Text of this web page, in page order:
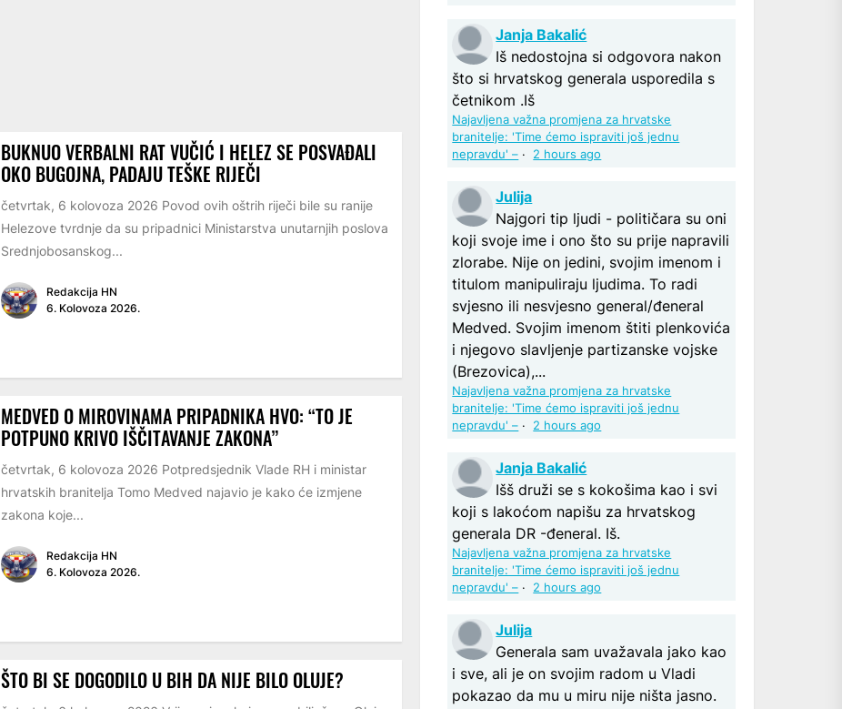
BUKNUO VERBALNI RAT VUČIĆ I HELEZ SE POSVAĐALI
OKO BUGOJNA, PADAJU TEŠKE RIJEČI
četvrtak, 6 kolovoza 2026 Povod ovih oštrih riječi bile su ranije
Helezove tvrdnje da su pripadnici Ministarstva unutarnjih poslova
Srednjobosanskog...
Redakcija HN
6. Kolovoza 2026.
MEDVED O MIROVINAMA PRIPADNIKA HVO: “TO JE
POTPUNO KRIVO IŠČITAVANJE ZAKONA”
četvrtak, 6 kolovoza 2026 Potpredsjednik Vlade RH i ministar
hrvatskih branitelja Tomo Medved najavio je kako će izmjene
zakona koje...
Redakcija HN
6. Kolovoza 2026.
ŠTO BI SE DOGODILO U BIH DA NIJE BILO OLUJE?
Janja Bakalić
Iš nedostojna si odgovora nakon
što si hrvatskog generala usporedila s
četnikom .Iš
Najavljena važna promjena za hrvatske
branitelje: 'Time ćemo ispraviti još jednu
nepravdu' – · 2 hours ago
Julija
Najgori tip ljudi - političara su oni
koji svoje ime i ono što su prije napravili
zlorabe. Nije on jedini, svojim imenom i
titulom manipuliraju ljudima. To radi
svjesno ili nesvjesno general/đeneral
Medved. Svojim imenom štiti plenkovića
i njegovo slavljenje partizanske vojske
(Brezovica),...
Najavljena važna promjena za hrvatske
branitelje: 'Time ćemo ispraviti još jednu
nepravdu' – · 2 hours ago
Janja Bakalić
Išš druži se s kokošima kao i svi
koji s lakoćom napišu za hrvatskog
generala DR -đeneral. Iš.
Najavljena važna promjena za hrvatske
branitelje: 'Time ćemo ispraviti još jednu
nepravdu' – · 2 hours ago
Julija
Generala sam uvažavala jako kao
i sve, ali je on svojim radom u Vladi
pokazao da mu u miru nije ništa jasno.